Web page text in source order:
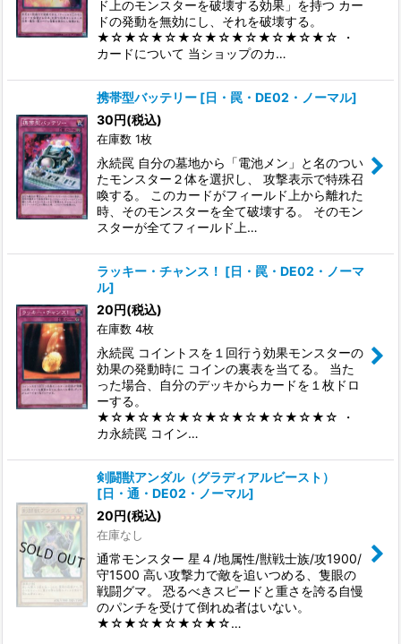
ド上のモンスターを破壊する効果」を持つ カー
ドの発動を無効にし、それを破壊する。
★☆★☆★☆★☆★☆★☆★☆★☆★☆ ・
カードについて 当ショップのカ…
携帯型バッテリー [日・罠・DE02・ノーマル]
30円(税込)
在庫数 1枚
永続罠 自分の墓地から「電池メン」と名のつい
たモンスター２体を選択し、 攻撃表示で特殊召
喚する。 このカードがフィールド上から離れた
時、そのモンスターを全て破壊する。 そのモン
スターが全てフィールド上…
ラッキー・チャンス！ [日・罠・DE02・ノーマ
ル]
20円(税込)
在庫数 4枚
永続罠 コイントスを１回行う効果モンスターの
効果の発動時に コインの裏表を当てる。 当た
った場合、自分のデッキからカードを１枚ドロ
ーする。
★☆★☆★☆★☆★☆★☆★☆★☆★☆ ・
カ永続罠 コイン…
剣闘獣アンダル（グラディアルビースト）
[日・通・DE02・ノーマル]
20円(税込)
在庫なし
通常モンスター 星４/地属性/獣戦士族/攻1900/
守1500 高い攻撃力で敵を追いつめる、隻眼の
戦闘グマ。 恐るべきスピードと重さを誇る自慢
のパンチを受けて倒れぬ者はいない。
★☆★☆★☆★☆★☆…